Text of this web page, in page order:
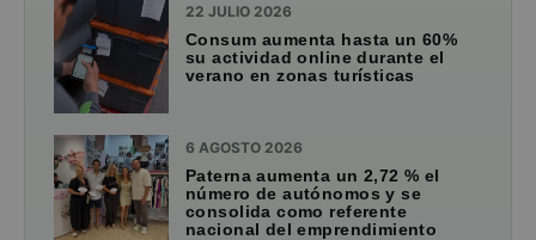
22 JULIO 2026
Consum aumenta hasta un 60%
su actividad online durante el
verano en zonas turísticas
6 AGOSTO 2026
Paterna aumenta un 2,72 % el
número de autónomos y se
consolida como referente
nacional del emprendimiento